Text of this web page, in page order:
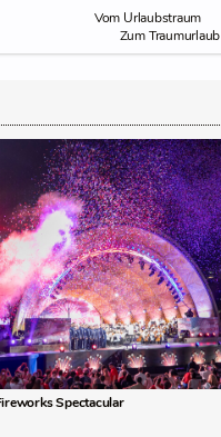
Vom Urlaubstraum
Zum Traumurlaub
REISEIDEEN
Spectacular